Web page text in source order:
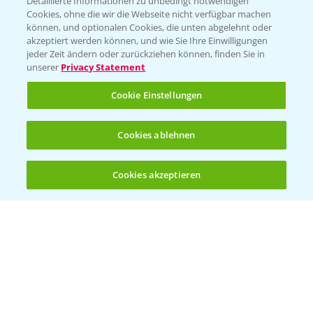
(noch 4)
Folgen Sie uns
Allgemeine Nutzungsbedingungen
Datenschutzerklärung
Cookies, ohne die wir die Webseite nicht verfügbar machen
können, und optionalen Cookies, die unten abgelehnt oder
akzeptiert werden können, und wie Sie Ihre Einwilligungen
jeder Zeit ändern oder zurückziehen können, finden Sie in
unserer Privacy Statement
Cookie Einstellungen
Cookies ablehnen
Cookies akzeptieren